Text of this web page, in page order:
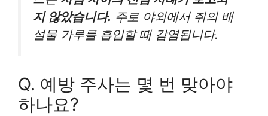
지 않았습니다. 주로 야외에서 쥐의 배
설물 가루를 흡입할 때 감염됩니다.
Q. 예방 주사는 몇 번 맞아야
하나요?